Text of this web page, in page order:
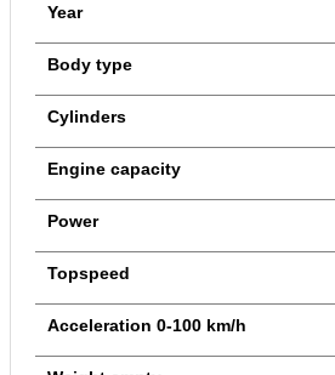
Year
Body type
Cylinders
Engine capacity
Power
Topspeed
Acceleration 0-100 km/h